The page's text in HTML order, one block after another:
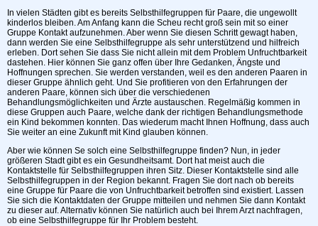
In vielen Städten gibt es bereits Selbsthilfegruppen für Paare, die ungewollt
kinderlos bleiben. Am Anfang kann die Scheu recht groß sein mit so einer
Gruppe Kontakt aufzunehmen. Aber wenn Sie diesen Schritt gewagt haben,
dann werden Sie eine Selbsthilfegruppe als sehr unterstützend und hilfreich
erleben. Dort sehen Sie dass Sie nicht allein mit dem Problem Unfruchtbarkeit
dastehen. Hier können Sie ganz offen über Ihre Gedanken, Ängste und
Hoffnungen sprechen. Sie werden verstanden, weil es den anderen Paaren in
dieser Gruppe ähnlich geht. Und Sie profitieren von den Erfahrungen der
anderen Paare, können sich über die verschiedenen
Behandlungsmöglichkeiten und Ärzte austauschen. Regelmäßig kommen in
diese Gruppen auch Paare, welche dank der richtigen Behandlungsmethode
ein Kind bekommen konnten. Das wiederum macht Ihnen Hoffnung, dass auch
Sie weiter an eine Zukunft mit Kind glauben können.
Aber wie können Se solch eine Selbsthilfegruppe finden? Nun, in jeder
größeren Stadt gibt es ein Gesundheitsamt. Dort hat meist auch die
Kontaktstelle für Selbsthilfegruppen ihren Sitz. Dieser Kontaktstelle sind alle
Selbsthilfegruppen in der Region bekannt. Fragen Sie dort nach ob bereits
eine Gruppe für Paare die von Unfruchtbarkeit betroffen sind existiert. Lassen
Sie sich die Kontaktdaten der Gruppe mitteilen und nehmen Sie dann Kontakt
zu dieser auf. Alternativ können Sie natürlich auch bei Ihrem Arzt nachfragen,
ob eine Selbsthilfegruppe für Ihr Problem besteht.